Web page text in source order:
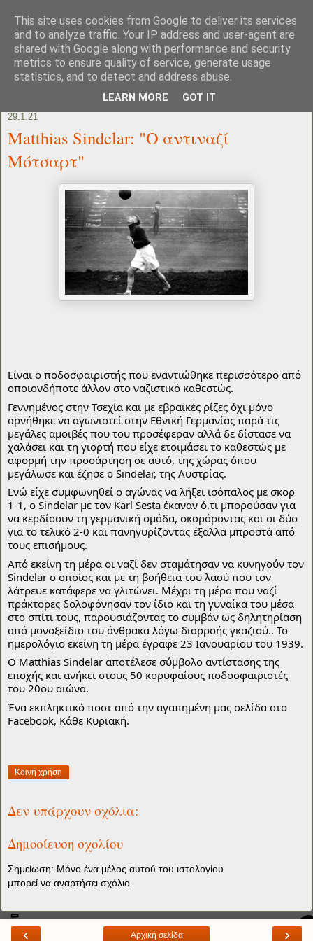
29.1.21
Matthias Sindelar: "Ο αντιναζί
Μότσαρτ"
Είναι ο ποδοσφαιριστής που εναντιώθηκε περισσότερο από
οποιονδήποτε άλλον στο ναζιστικό καθεστώς.
Γεννημένος στην Τσεχία και με εβραϊκές ρίζες όχι μόνο
αρνήθηκε να αγωνιστεί στην Εθνική Γερμανίας παρά τις
μεγάλες αμοιβές που του προσέφεραν αλλά δε δίστασε να
χαλάσει και τη γιορτή που είχε ετοιμάσει το καθεστώς με
αφορμή την προσάρτηση σε αυτό, της χώρας όπου
μεγάλωσε και έζησε ο Sindelar, της Αυστρίας.
Ενώ είχε συμφωνηθεί ο αγώνας να λήξει ισόπαλος με σκορ
1-1, ο Sindelar με τον Karl Sesta έκαναν ό,τι μπορούσαν για
να κερδίσουν τη γερμανική ομάδα, σκοράροντας και οι δύο
για το τελικό 2-0 και πανηγυρίζοντας έξαλλα μπροστά από
τους επισήμους.
Από εκείνη τη μέρα οι ναζί δεν σταμάτησαν να κυνηγούν τον
Sindelar ο οποίος και με τη βοήθεια του λαού που τον
λάτρευε κατάφερε να γλιτώνει. Μέχρι τη μέρα που ναζί
πράκτορες δολοφόνησαν τον ίδιο και τη γυναίκα του μέσα
στο σπίτι τους, παρουσιάζοντας το συμβάν ως δηλητηρίαση
από μονοξείδιο του άνθρακα λόγω διαρροής γκαζιού.. Το
ημερολόγιο εκείνη τη μέρα έγραφε 23 Ιανουαρίου του 1939.
Ο Matthias Sindelar αποτέλεσε σύμβολο αντίστασης της
εποχής και ανήκει στους 50 κορυφαίους ποδοσφαιριστές
του 20ου αιώνα.
Ένα εκπληκτικό ποστ από την αγαπημένη μας σελίδα στο
Facebook, Κάθε Κυριακή.
Κοινή χρήση
Δεν υπάρχουν σχόλια:
Δημοσίευση σχολίου
Σημείωση: Μόνο ένα μέλος αυτού του ιστολογίου
μπορεί να αναρτήσει σχόλιο.
‹ ›
Αρχική σελίδα
This site uses cookies from Google to deliver its services
and to analyze traffic. Your IP address and user-agent are
shared with Google along with performance and security
metrics to ensure quality of service, generate usage
statistics, and to detect and address abuse.
LEARN MORE GOT IT